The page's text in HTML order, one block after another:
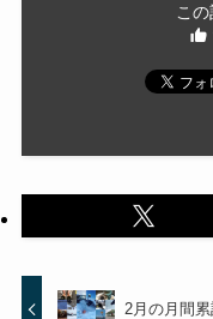
こ
2月の月間